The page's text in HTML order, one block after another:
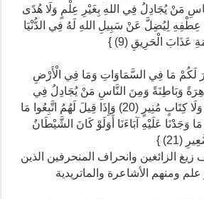
وَمِنَ النَّاسِ مَنْ يُجَادِلُ فِي اللهِ بِغَيْرِ عِلْمٍ وَلَا هُدًى
مُنِيرٍ (8) ثَانِيَ عِطْفِهِ لِيُضِلَّ عَنْ سَبِيلِ اللهِ لَهُ فِي الدُّنْيَا
عَذَابَ الْحَرِيقِ (9) }
لَكُمْ مَا فِي السَّمَاوَاتِ وَمَا فِي الْأَرْضِ
وَبَاطِنَةً وَمِنَ النَّاسِ مَنْ يُجَادِلُ فِي
اللهِ بِغَيْرِ عِلْمٍ وَلَا هُدًى وَلَا كِتَابٍ مُنِيرٍ (20) وَإِذَا قِيلَ لَهُمُ اتَّبِعُوا مَا
مَا وَجَدْنَا عَلَيْهِ آبَاءَنَا أَوَلَوْ كَانَ الشَّيْطَانُ
(21) }
زيغ الزائغين وانحراف المنحرفين الذين
ومنهم الأشاعرة والماتريدية